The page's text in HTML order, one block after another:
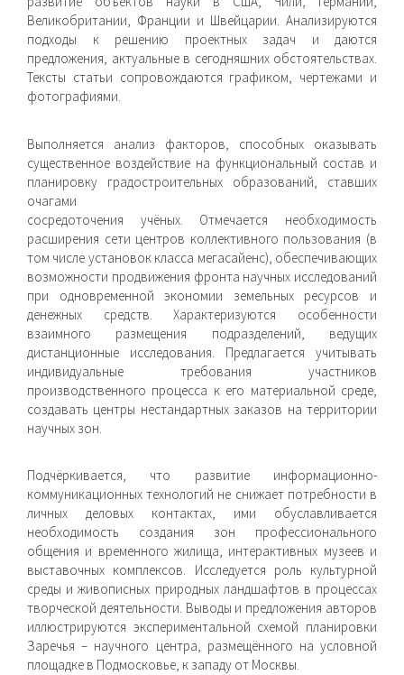
Великобритании, Франции и Швейцарии. Анализируются
подходы к решению проектных задач и даются
предложения, актуальные в сегодняшних обстоятельствах.
Тексты статьи сопровождаются графиком, чертежами и
фотографиями.
Выполняется анализ факторов, способных оказывать
существенное воздействие на функциональный состав и
планировку градостроительных образований, ставших
очагами
сосредоточения учёных. Отмечается необходимость
расширения сети центров коллективного пользования (в
том числе установок класса мегасайенс), обеспечивающих
возможности продвижения фронта научных исследований
при одновременной экономии земельных ресурсов и
денежных средств. Характеризуются особенности
взаимного размещения подразделений, ведущих
дистанционные исследования. Предлагается учитывать
индивидуальные требования участников
производственного процесса к его материальной среде,
создавать центры нестандартных заказов на территории
научных зон.
Подчёркивается, что развитие информационно-
коммуникационных технологий не снижает потребности в
личных деловых контактах, ими обуславливается
необходимость создания зон профессионального
общения и временного жилища, интерактивных музеев и
выставочных комплексов. Исследуется роль культурной
среды и живописных природных ландшафтов в процессах
творческой деятельности. Выводы и предложения авторов
иллюстрируются экспериментальной схемой планировки
Заречья – научного центра, размещённого на условной
площадке в Подмосковье, к западу от Москвы.